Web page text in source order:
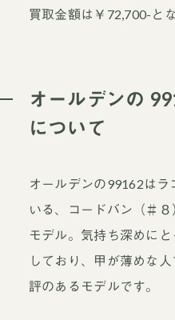
買取金額は￥72,700-と
オールデンの
について
オールデンの99162は
いる、コードバン（＃
モデル。気持ち深めに
しており、甲が薄めな
評のあるモデルです。